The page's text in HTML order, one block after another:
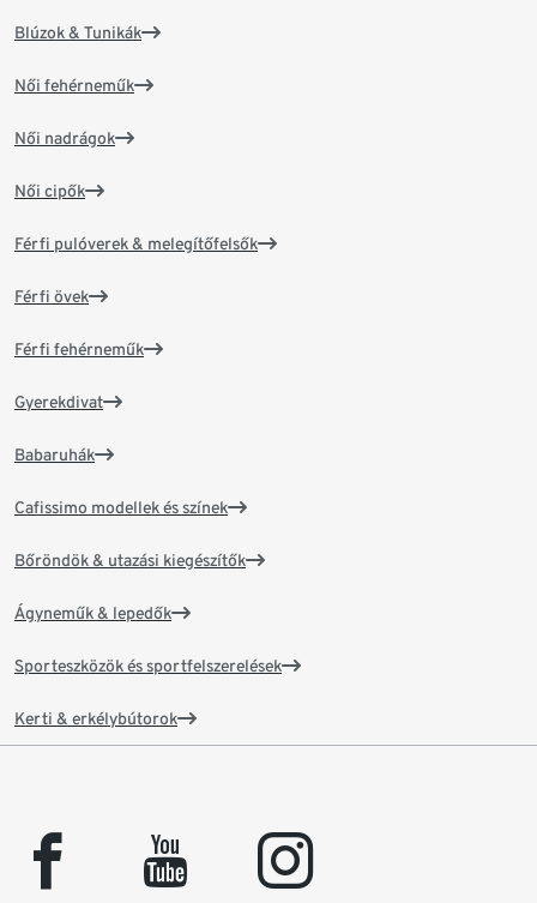
Blúzok & Tunikák
Női fehérneműk
Női nadrágok
Női cipők
Férfi pulóverek & melegítőfelsők
Férfi övek
Férfi fehérneműk
Gyerekdivat
Babaruhák
Cafissimo modellek és színek
Bőröndök & utazási kiegészítők
Ágyneműk & lepedők
Sporteszközök és sportfelszerelések
Kerti & erkélybútorok
facebook youtube instagram